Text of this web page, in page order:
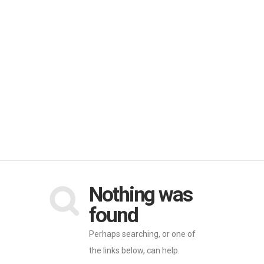
Nothing was
found
Perhaps searching, or one of
the links below, can help.